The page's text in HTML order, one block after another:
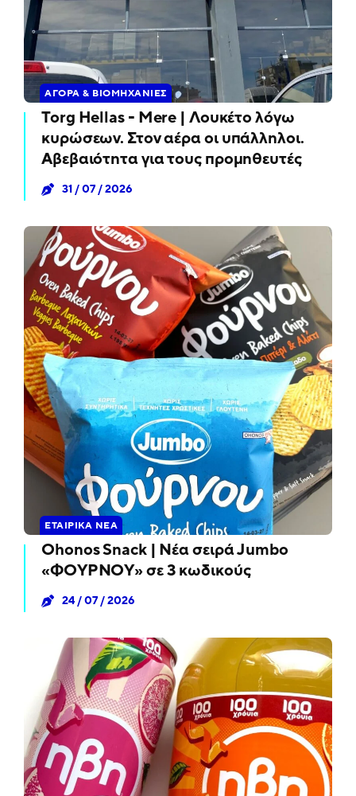
ΑΓΟΡΆ & ΒΙΟΜΗΧΑΝΊΕΣ
Torg Hellas - Mere | Λουκέτο λόγω
κυρώσεων. Στον αέρα οι υπάλληλοι.
Αβεβαιότητα για τους προμηθευτές
31 / 07 / 2026
ΕΤΑΙΡΙΚΆ ΝΈΑ
Ohonos Snack | Νέα σειρά Jumbo
«ΦΟΥΡΝΟΥ» σε 3 κωδικούς
24 / 07 / 2026